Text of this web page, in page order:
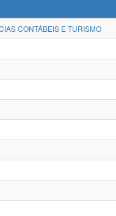
CONTÁBEIS E TURISMO